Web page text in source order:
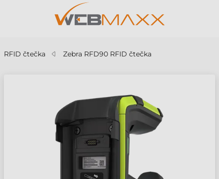
RFID čtečka Zebra RFD90 RFID čtečka